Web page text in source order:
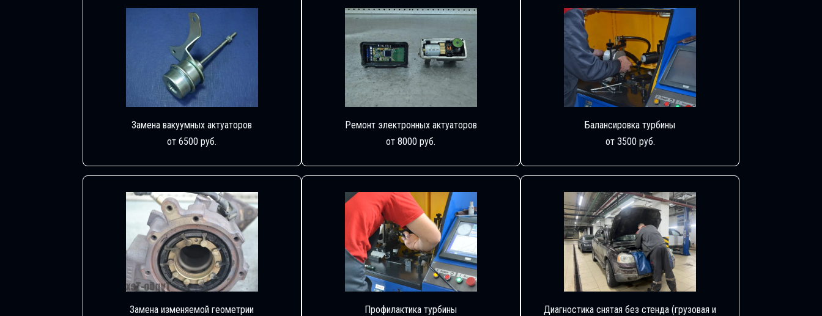
Замена вакуумных актуаторов
от 6500 руб.
Ремонт электронных актуаторов
от 8000 руб.
Балансировка турбины
от 3500 руб.
Замена изменяемой геометрии
Профилактика турбины
Диагностика снятая без стенда (грузовая и